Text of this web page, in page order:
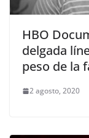
HBO
delgada
peso de la
2 agosto, 2020